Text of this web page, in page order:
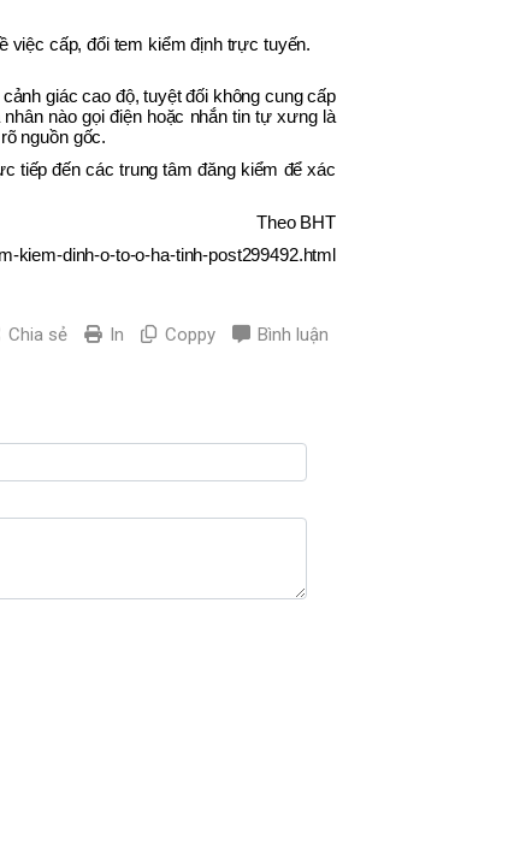
việc cấp, đổi tem kiểm định trực tuyến.
giác cao độ, tuyệt đối không cung cấp
nào gọi điện hoặc nhắn tin tự xưng là
nguồn gốc.
tiếp đến các trung tâm đăng kiểm để xác
Theo BHT
kiem-dinh-o-to-o-ha-tinh-post299492.html
Chia sẻ In Coppy Bình luận